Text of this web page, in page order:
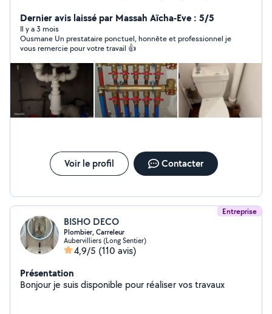
main,chauffe-eau, Montage des meubles ect je suis
disponible à Paris et alentours de Paris Merci de me
contacter au 07-46-20-79-90>>
Dernier avis laissé par Massah Aïcha-Eve : 5/5
Il y a 3 mois
Ousmane Un prestataire ponctuel, honnête et professionnel je
vous remercie pour votre travail 👍
Voir le profil Contacter
Entreprise
BISHO DECO
Plombier, Carreleur
Aubervilliers (Long Sentier)
4,9/5 (110 avis)
Présentation
Bonjour je suis disponible pour réaliser vos travaux